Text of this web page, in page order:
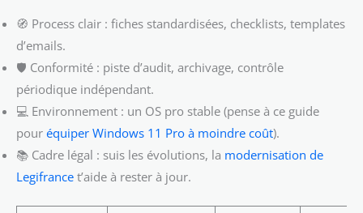
🧭 Process clair : fiches standardisées, checklists, templates
d’emails.
🛡️ Conformité : piste d’audit, archivage, contrôle
périodique indépendant.
💻 Environnement : un OS pro stable (pense à ce guide
pour équiper Windows 11 Pro à moindre coût).
📚 Cadre légal : suis les évolutions, la modernisation de
Legifrance t’aide à rester à jour.